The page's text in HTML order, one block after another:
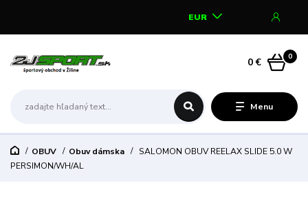
Menu
EUR
0
0 €
OBUV Obuv dámska
SALOMON OBUV REELAX SLIDE 5.0 W
PERSIMON/WH/AL